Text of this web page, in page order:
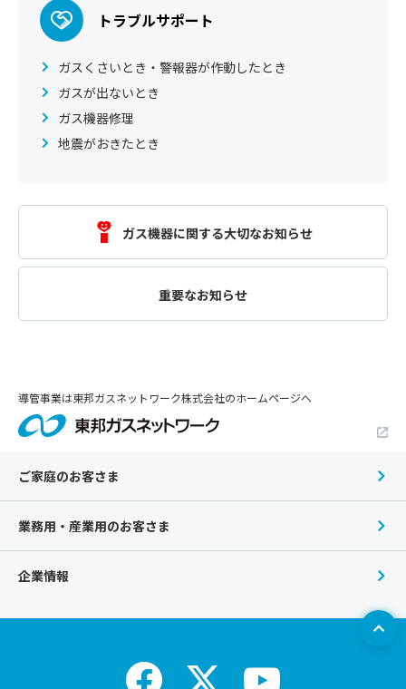
トラブルサポート
ガスくさいとき・警報器が作動したとき
ガスが出ないとき
ガス機器修理
地震がおきたとき
ガス機器に関する大切なお知らせ
重要なお知らせ
導管事業は東邦ガスネットワーク株式会社のホームページへ
ご家庭のお客さま
業務用・産業用のお客さま
企業情報